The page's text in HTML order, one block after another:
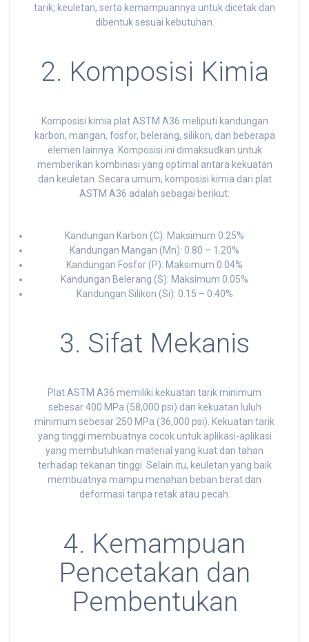
tarik, keuletan, serta kemampuannya untuk dicetak dan
dibentuk sesuai kebutuhan.
2. Komposisi Kimia
Komposisi kimia plat ASTM A36 meliputi kandungan
karbon, mangan, fosfor, belerang, silikon, dan beberapa
elemen lainnya. Komposisi ini dimaksudkan untuk
memberikan kombinasi yang optimal antara kekuatan
dan keuletan. Secara umum, komposisi kimia dari plat
ASTM A36 adalah sebagai berikut:
Kandungan Karbon (C): Maksimum 0.25%
Kandungan Mangan (Mn): 0.80 – 1.20%
Kandungan Fosfor (P): Maksimum 0.04%
Kandungan Belerang (S): Maksimum 0.05%
Kandungan Silikon (Si): 0.15 – 0.40%
3. Sifat Mekanis
Plat ASTM A36 memiliki kekuatan tarik minimum
sebesar 400 MPa (58,000 psi) dan kekuatan luluh
minimum sebesar 250 MPa (36,000 psi). Kekuatan tarik
yang tinggi membuatnya cocok untuk aplikasi-aplikasi
yang membutuhkan material yang kuat dan tahan
terhadap tekanan tinggi. Selain itu, keuletan yang baik
membuatnya mampu menahan beban berat dan
deformasi tanpa retak atau pecah.
4. Kemampuan
Pencetakan dan
Pembentukan